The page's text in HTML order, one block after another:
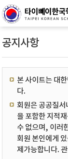
공지사항
본 사이트는 대
다.
회원은 공공질서
을 포함한 지적
수 없으며, 이러
회원 본인에게
제가능합니다.